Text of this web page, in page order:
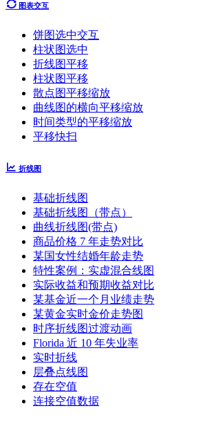
图表交互
饼图选中交互
柱状图选中
折线图平移
柱状图平移
散点图平移缩放
曲线图的横向平移缩放
时间类型的平移缩放
平移快扫
折线图
基础折线图
基础折线图（带点）
曲线折线图(带点)
商品价格 7 年走势对比
某国女性结婚年龄走势
特性案例：实虚混合线图
实际收益和预期收益对比
某基金近一个月业绩走势
某黄金实时金价走势图
时序折线图过渡动画
Florida 近 10 年失业率
实时折线
层叠点线图
存在空值
连接空值数据